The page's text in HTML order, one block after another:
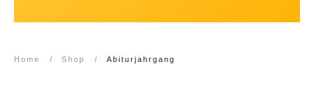
Home / Shop / Abiturjahrgang